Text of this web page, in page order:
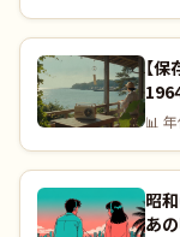
【保
すか
📊 年
昭和
あ